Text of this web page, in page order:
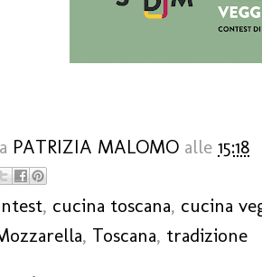
PATRIZIA MALOMO alle 15:18
, cucina toscana, cucina
, Toscana, tradizione